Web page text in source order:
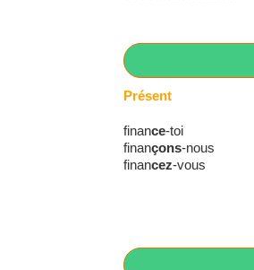
Présent
finance-toi
finançons-nous
financez-vous